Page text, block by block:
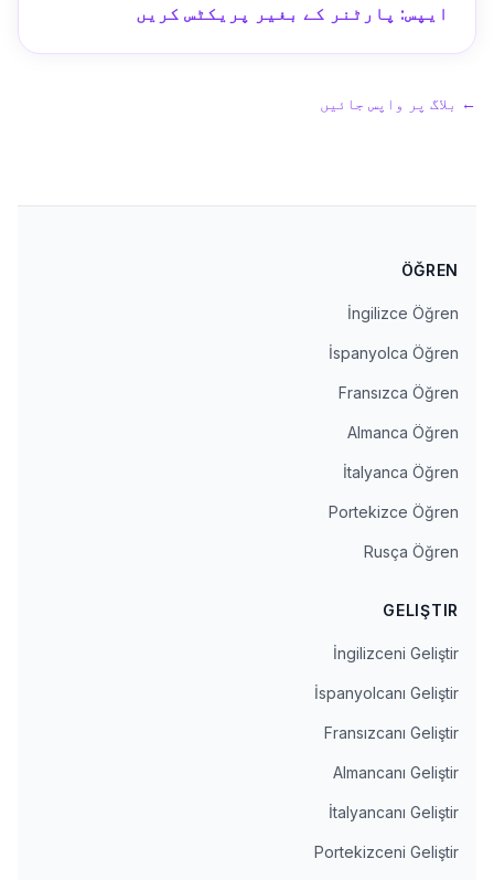
ایپس: پارٹنر کے بغیر پریکٹس کریں
← بلاگ پر واپس جائیں
ÖĞREN
İngilizce Öğren
İspanyolca Öğren
Fransızca Öğren
Almanca Öğren
İtalyanca Öğren
Portekizce Öğren
Rusça Öğren
GELIŞTIR
İngilizceni Geliştir
İspanyolcanı Geliştir
Fransızcanı Geliştir
Almancanı Geliştir
İtalyancanı Geliştir
Portekizceni Geliştir